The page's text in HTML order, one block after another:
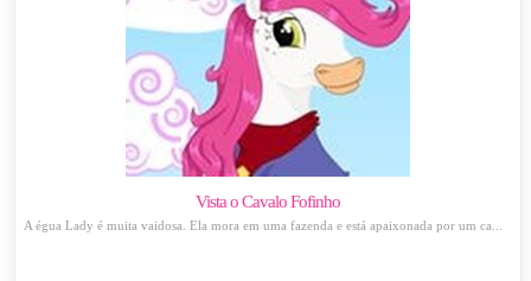
Vista o Cavalo Fofinho
A égua Lady é muita vaidosa. Ela mora em uma fazenda e está apaixonada por um ca...